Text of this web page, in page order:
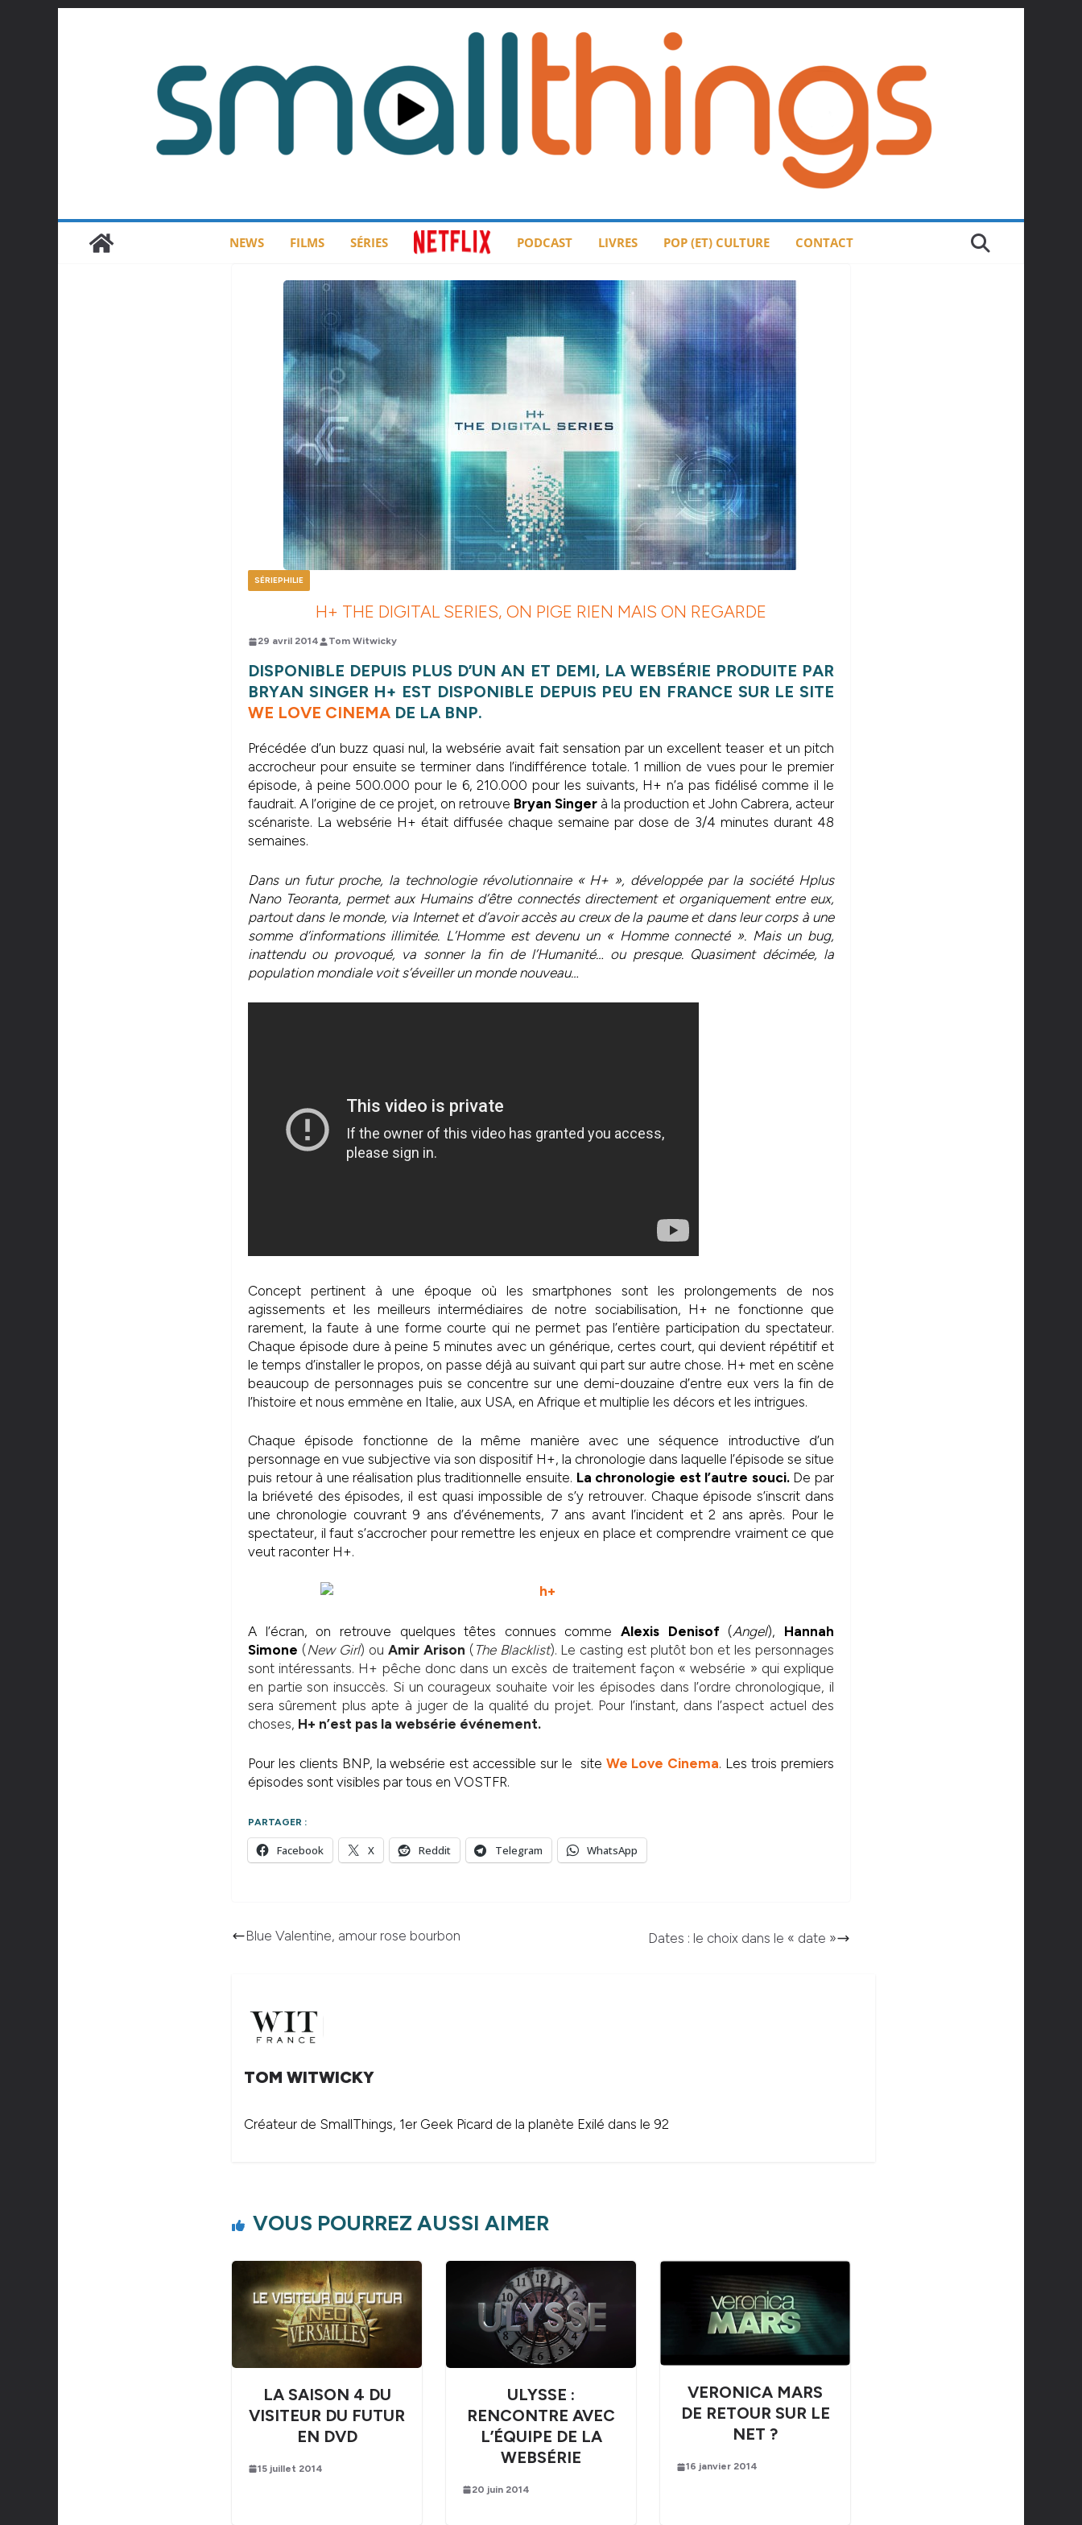
NEWS FILMS SÉRIES PODCAST LIVRES POP (ET) CULTURE CONTACT
SÉRIEPHILIE
H+ THE DIGITAL SERIES, ON PIGE RIEN MAIS ON REGARDE
29 avril 2014 Tom Witwicky
DISPONIBLE DEPUIS PLUS D’UN AN ET DEMI, LA WEBSÉRIE PRODUITE PAR
BRYAN SINGER H+ EST DISPONIBLE DEPUIS PEU EN FRANCE SUR LE SITE
WE LOVE CINEMA DE LA BNP.
Précédée d’un buzz quasi nul, la websérie avait fait sensation par un excellent teaser et un pitch
accrocheur pour ensuite se terminer dans l’indifférence totale. 1 million de vues pour le premier
épisode, à peine 500.000 pour le 6, 210.000 pour les suivants, H+ n’a pas fidélisé comme il le
faudrait. A l’origine de ce projet, on retrouve Bryan Singer à la production et John Cabrera, acteur
scénariste. La websérie H+ était diffusée chaque semaine par dose de 3/4 minutes durant 48
semaines.
Dans un futur proche, la technologie révolutionnaire « H+ », développée par la société Hplus
Nano Teoranta, permet aux Humains d’être connectés directement et organiquement entre eux,
partout dans le monde, via Internet et d’avoir accès au creux de la paume et dans leur corps à une
somme d’informations illimitée. L’Homme est devenu un « Homme connecté ». Mais un bug,
inattendu ou provoqué, va sonner la fin de l’Humanité… ou presque. Quasiment décimée, la
population mondiale voit s’éveiller un monde nouveau…
Concept pertinent à une époque où les smartphones sont les prolongements de nos
agissements et les meilleurs intermédiaires de notre sociabilisation, H+ ne fonctionne que
rarement, la faute à une forme courte qui ne permet pas l’entière participation du spectateur.
Chaque épisode dure à peine 5 minutes avec un générique, certes court, qui devient répétitif et
le temps d’installer le propos, on passe déjà au suivant qui part sur autre chose. H+ met en scène
beaucoup de personnages puis se concentre sur une demi-douzaine d’entre eux vers la fin de
l’histoire et nous emmène en Italie, aux USA, en Afrique et multiplie les décors et les intrigues.
Chaque épisode fonctionne de la même manière avec une séquence introductive d’un
personnage en vue subjective via son dispositif H+, la chronologie dans laquelle l’épisode se situe
puis retour à une réalisation plus traditionnelle ensuite. La chronologie est l’autre souci.De par
la briéveté des épisodes, il est quasi impossible de s’y retrouver. Chaque épisode s’inscrit dans
une chronologie couvrant 9 ans d’événements, 7 ans avant l’incident et 2 ans après. Pour le
spectateur, il faut s’accrocher pour remettre les enjeux en place et comprendre vraiment ce que
veut raconter H+.
A l’écran, on retrouve quelques têtes connues commeAlexis Denisof(Angel), Hannah
Simone (New Girl) ou Amir Arison ( The Blacklist). Le casting est plutôt bon et les personnages
sont intéressants. H+ pêche donc dans un excès de traitement façon « websérie » qui explique
en partie son insuccès. Si un courageux souhaite voir les épisodes dans l’ordre chronologique, il
sera sûrement plus apte à juger de la qualité du projet. Pour l’instant, dans l’aspect actuel des
choses, H+ n’est pas la websérie événement.
Pour les clients BNP, la websérie est accessible sur le site We Love Cinema. Les trois premiers
épisodes sont visibles par tous en VOSTFR.
PARTAGER :
Facebook X Reddit Telegram WhatsApp
Blue Valentine, amour rose bourbon Dates : le choix dans le « date »
TOM WITWICKY
Créateur de SmallThings, 1er Geek Picard de la planète Exilé dans le 92
VOUS POURREZ AUSSI AIMER
LA SAISON 4 DU
VISITEUR DU FUTUR
EN DVD
15 juillet 2014
ULYSSE :
RENCONTRE AVEC
L’ÉQUIPE DE LA
WEBSÉRIE
20 juin 2014
VERONICA MARS
DE RETOUR SUR LE
NET ?
16 janvier 2014